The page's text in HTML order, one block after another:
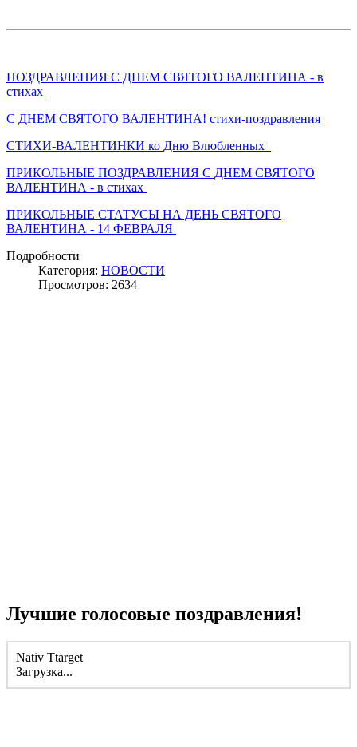
ПОЗДРАВЛЕНИЯ С ДНЕМ СВЯТОГО ВАЛЕНТИНА - в
стихах
С ДНЕМ СВЯТОГО ВАЛЕНТИНА! стихи-поздравления
СТИХИ-ВАЛЕНТИНКИ ко Дню Влюбленных
ПРИКОЛЬНЫЕ ПОЗДРАВЛЕНИЯ С ДНЕМ СВЯТОГО
ВАЛЕНТИНА - в стихах
ПРИКОЛЬНЫЕ СТАТУСЫ НА ДЕНЬ СВЯТОГО
ВАЛЕНТИНА - 14 ФЕВРАЛЯ
Подробности
Категория: НОВОСТИ
Просмотров: 2634
Лучшие голосовые поздравления!
Nativ Ttarget
Загрузка...